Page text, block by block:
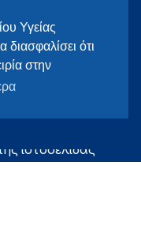
Υγείας
διασφαλίσει ότι
στην
ιστοσελίδας